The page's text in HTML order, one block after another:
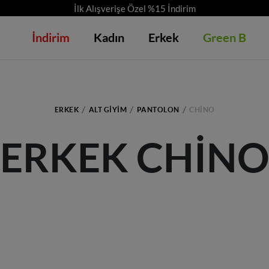
4500 TL ve üzeri KARGO BEDAVA!
İndirim Kadın Erkek Green B
ERKEK ALT GIYIM PANTOLON CHINO
ERKEK CHINO